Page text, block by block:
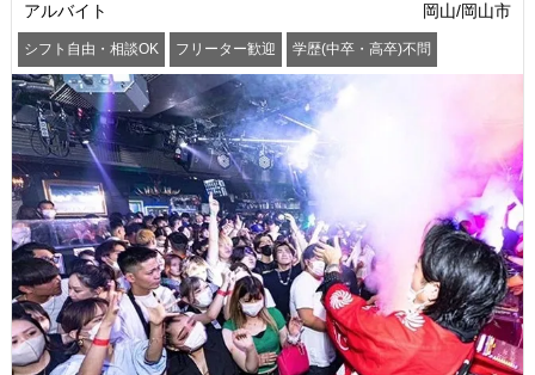
アルバイト 岡山/岡山市
シフト自由・相談OK フリーター歓迎 学歴(中卒・高卒)不問
髪型・髪色自由 交通費支給